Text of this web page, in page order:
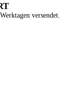
versendet.